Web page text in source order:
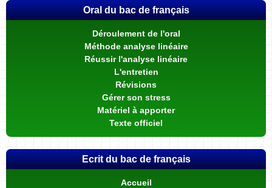
Oral du bac de français
Déroulement de l'oral
Méthode analyse linéaire
Réussir l'analyse linéaire
L'entretien
Révisions
Gérer son stress
Matériel à apporter
Texte officiel
Ecrit du bac de français
Accueil